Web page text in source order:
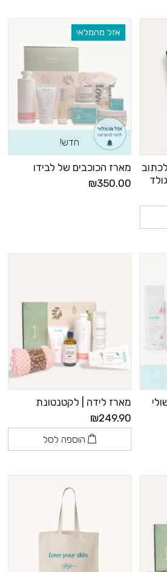
אזל מהמלאי
חדש!
מארז הכוכבים של לבידו
₪350.00
מארז לידה | לקטנטונת
₪249.90
הוספה לסל